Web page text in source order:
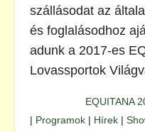
szállásodat az
és foglalásodhoz
adunk a 2017-es
Lovassportok
EQUITANA
| Programok | Hírek |